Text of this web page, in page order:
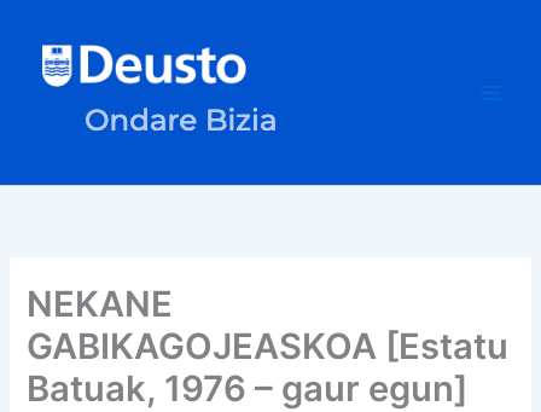
contenido
NEKANE
GABIKAGOJEASKOA [Estatu
Batuak, 1976 – gaur egun]